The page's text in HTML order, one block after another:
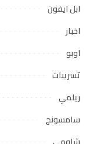
ابل ايفون
اخبار
اوبو
تسريبات
ريلمي
سامسونج